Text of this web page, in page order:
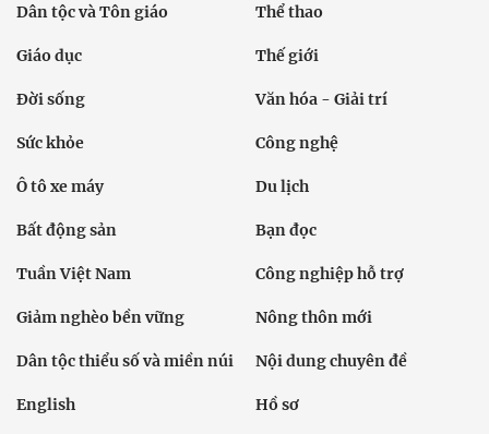
Dân tộc và Tôn giáo Thể thao
Giáo dục Thế giới
Đời sống Văn hóa - Giải trí
Sức khỏe Công nghệ
Ô tô xe máy Du lịch
Bất động sản Bạn đọc
Tuần Việt Nam Công nghiệp hỗ trợ
Giảm nghèo bền vững Nông thôn mới
Dân tộc thiểu số và miền núi Nội dung chuyên đề
English Hồ sơ